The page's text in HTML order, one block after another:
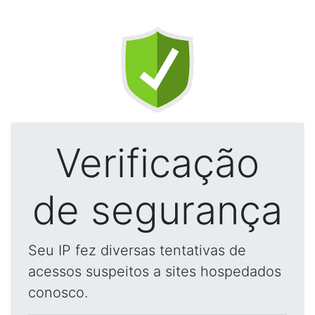
Verificação
de segurança
Seu IP fez diversas tentativas de
acessos suspeitos a sites hospedados
conosco.